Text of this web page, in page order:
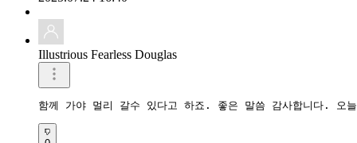
Illustrious Fearless Douglas
함께 가야 멀리 갈수 있다고 하죠. 좋은 말씀 감사합니다. 오